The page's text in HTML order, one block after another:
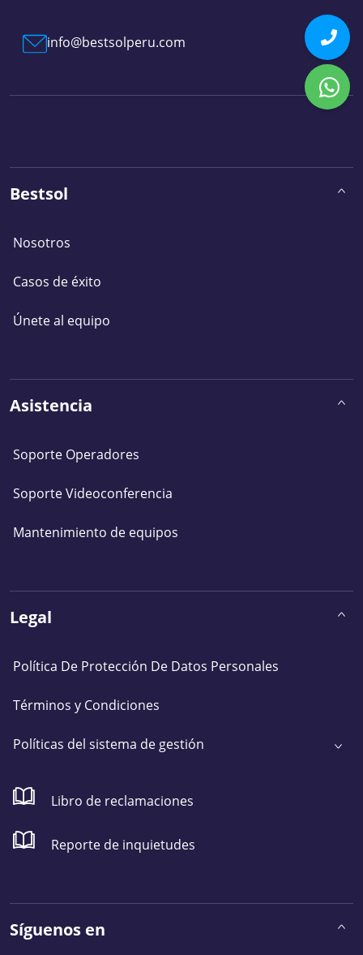
info@bestsolperu.com
Bestsol
Nosotros
Casos de éxito
Únete al equipo
Asistencia
Soporte Operadores
Soporte Videoconferencia
Mantenimiento de equipos
Legal
Política De Protección De Datos Personales
Términos y Condiciones
Políticas del sistema de gestión
Libro de reclamaciones
Reporte de inquietudes
Síguenos en